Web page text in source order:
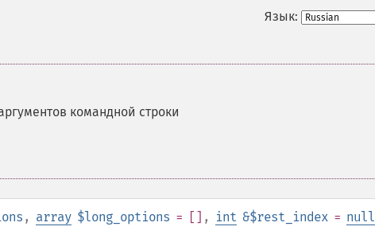
Язык:
командной строки
, array $long_options = [] , int &$rest_index = null